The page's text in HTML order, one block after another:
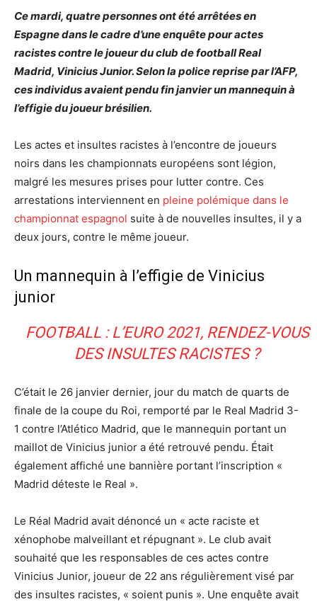
Ce mardi, quatre personnes ont été arrêtées en
Espagne dans le cadre d’une enquête pour actes
racistes contre le joueur du club de football Real
Madrid, Vinicius Junior. Selon la police reprise par l’AFP,
ces individus avaient pendu fin janvier un mannequin à
l’effigie du joueur brésilien.
Les actes et insultes racistes à l’encontre de joueurs
noirs dans les championnats européens sont légion,
malgré les mesures prises pour lutter contre. Ces
arrestations interviennent en pleine polémique dans le
championnat espagnol suite à de nouvelles insultes, il y a
deux jours, contre le même joueur.
Un mannequin à l’effigie de Vinicius
junior
FOOTBALL : L’EURO 2021, RENDEZ-VOUS
DES INSULTES RACISTES ?
C’était le 26 janvier dernier, jour du match de quarts de
finale de la coupe du Roi, remporté par le Real Madrid 3-
1 contre l’Atlético Madrid, que le mannequin portant un
maillot de Vinicius junior a été retrouvé pendu. Était
également affiché une bannière portant l’inscription «
Madrid déteste le Real ».
Le Réal Madrid avait dénoncé un « acte raciste et
xénophobe malveillant et répugnant ». Le club avait
souhaité que les responsables de ces actes contre
Vinicius Junior, joueur de 22 ans régulièrement visé par
des insultes racistes, « soient punis ». Une enquête avait